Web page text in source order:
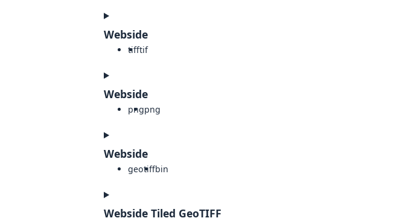
Webside
tifftif
Webside
pngpng
Webside
geotiffbin
Webside Tiled GeoTIFF